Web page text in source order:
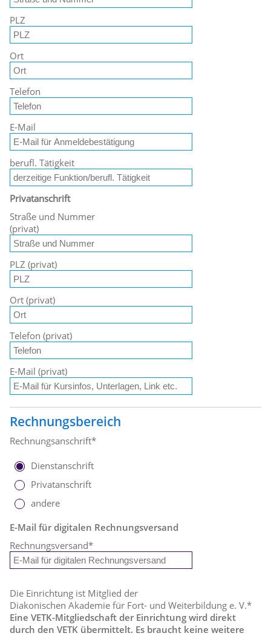
PLZ
Ort
Telefon
E-Mail
berufl. Tätigkeit
Privatanschrift
Straße und Nummer
(privat)
PLZ (privat)
Ort (privat)
Telefon (privat)
E-Mail (privat)
Rechnungsbereich
Rechnungsanschrift*
Dienstanschrift
Privatanschrift
andere
E-Mail für digitalen Rechnungsversand
Rechnungsversand*
Die Einrichtung ist Mitglied der
Diakonischen Akademie für Fort- und Weiterbildung e. V.*
Eine VETK-Mitgliedschaft der Einrichtung wird direkt
durch den VETK übermittelt. Es braucht keine weitere